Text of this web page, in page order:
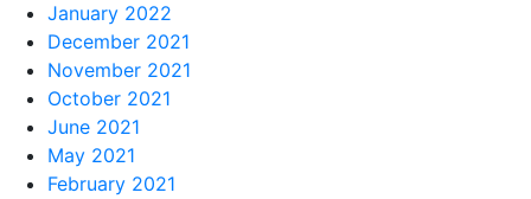
January 2022
December 2021
November 2021
October 2021
June 2021
May 2021
February 2021